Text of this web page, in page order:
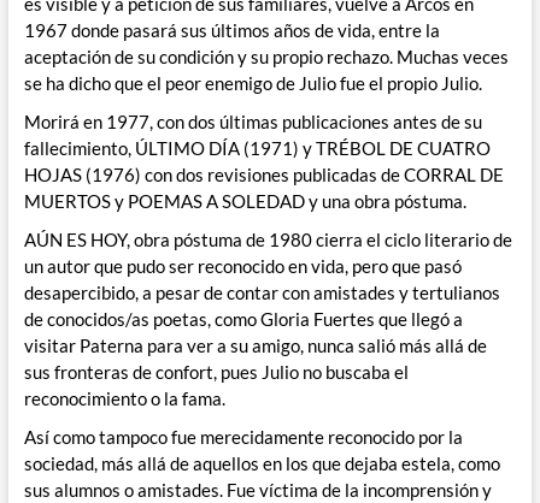
1967 donde pasará sus últimos años de vida, entre la
aceptación de su condición y su propio rechazo. Muchas veces
se ha dicho que el peor enemigo de Julio fue el propio Julio.
Morirá en 1977, con dos últimas publicaciones antes de su
fallecimiento, ÚLTIMO DÍA (1971) y TRÉBOL DE CUATRO
HOJAS (1976) con dos revisiones publicadas de CORRAL DE
MUERTOS y POEMAS A SOLEDAD y una obra póstuma.
AÚN ES HOY, obra póstuma de 1980 cierra el ciclo literario de
un autor que pudo ser reconocido en vida, pero que pasó
desapercibido, a pesar de contar con amistades y tertulianos
de conocidos/as poetas, como Gloria Fuertes que llegó a
visitar Paterna para ver a su amigo, nunca salió más allá de
sus fronteras de confort, pues Julio no buscaba el
reconocimiento o la fama.
Así como tampoco fue merecidamente reconocido por la
sociedad, más allá de aquellos en los que dejaba estela, como
sus alumnos o amistades. Fue víctima de la incomprensión y